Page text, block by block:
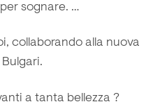
sognare. …
collaborando alla nuova
a tanta bellezza ?